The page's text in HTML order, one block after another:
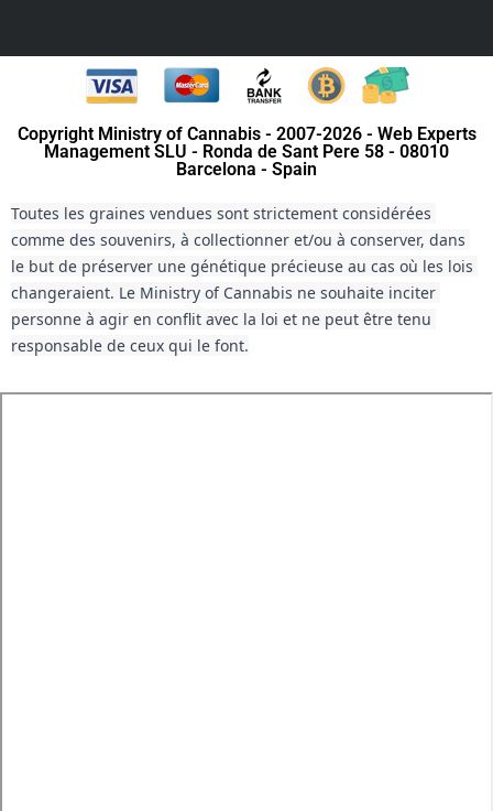
Copyright Ministry of Cannabis - 2007-2026 - Web Experts
Management SLU - Ronda de Sant Pere 58 - 08010
Barcelona - Spain
Toutes les graines vendues sont strictement considérées
comme des souvenirs, à collectionner et/ou à conserver, dans
le but de préserver une génétique précieuse au cas où les lois
changeraient. Le Ministry of Cannabis ne souhaite inciter
personne à agir en conflit avec la loi et ne peut être tenu
responsable de ceux qui le font.